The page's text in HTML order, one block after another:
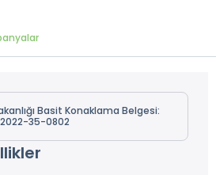
Basit Konaklama Belgesi:
2022-35-0802